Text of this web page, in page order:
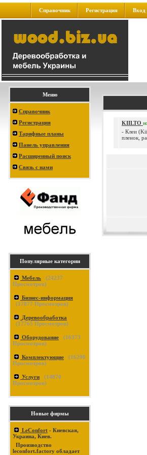
Справочник Регистрация Вход
Меню
Справочник
Регистрация
Тарифные планы
Панель управления
Расширенный поиск
Связь с нами
Популярные категории
Мебель (24237
Просмотров)
Бизнес-информация
(17877 Просмотров)
Деревообработка
(17765 Просмотров)
Оборудование (16373
Просмотров)
Комплектующие (16290
Просмотров)
Услуги (14870
Просмотров)
Новые фирмы
LeConfort - Киевская,
Украина, Киев.
Производство
leconfort.factory обладает
KIILTO
- Клеи
пленок,